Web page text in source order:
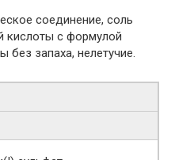
соединение, соль
кислоты с формулой
без запаха, нелетучие.